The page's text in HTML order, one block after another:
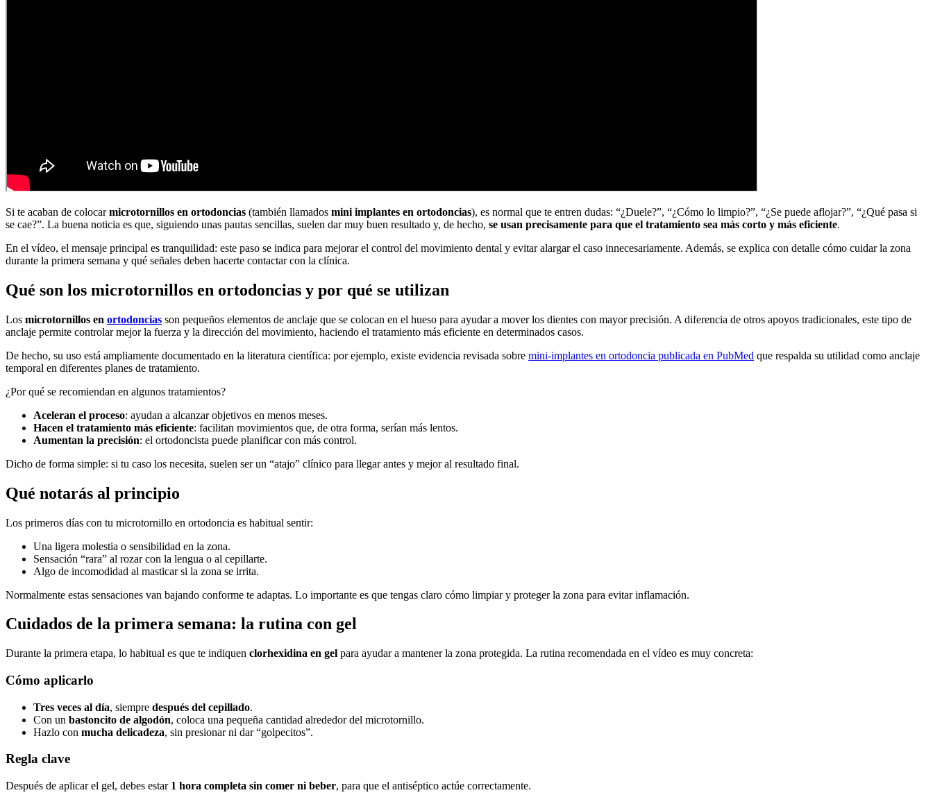
Si te acaban de colocarmicrotornillos en ortodoncias (también llamados mini implantes en ortodoncias), es normal que te entren dudas: “¿Duele?”, “¿Cómo lo limpio?”, “¿Se puede aflojar?”, “¿Qué pasa si
se cae?”. La buena noticia es que, siguiendo unas pautas sencillas, suelen dar muy buen resultado y, de hecho, se usan precisamente para que el tratamiento sea más corto y más eficiente.
En el vídeo, el mensaje principal es tranquilidad: este paso se indica para mejorar el control del movimiento dental y evitar alargar el caso innecesariamente. Además, se explica con detalle cómo cuidar la zona
durante la primera semana y qué señales deben hacerte contactar con la clínica.
Qué son los microtornillos en ortodoncias y por qué se utilizan
Los microtornillos en ortodoncias son pequeños elementos de anclaje que se colocan en el hueso para ayudar a mover los dientes con mayor precisión. A diferencia de otros apoyos tradicionales, este tipo de
anclaje permite controlar mejor la fuerza y la dirección del movimiento, haciendo el tratamiento más eficiente en determinados casos.
De hecho, su uso está ampliamente documentado en la literatura científica: por ejemplo, existe evidencia revisada sobre mini-implantes en ortodoncia publicada en PubMed que respalda su utilidad como anclaje
temporal en diferentes planes de tratamiento.
¿Por qué se recomiendan en algunos tratamientos?
Aceleran el proceso: ayudan a alcanzar objetivos en menos meses.
Hacen el tratamiento más eficiente: facilitan movimientos que, de otra forma, serían más lentos.
Aumentan la precisión: el ortodoncista puede planificar con más control.
Dicho de forma simple: si tu caso los necesita, suelen ser un “atajo” clínico para llegar antes y mejor al resultado final.
Qué notarás al principio
Los primeros días con tu microtornillo en ortodoncia es habitual sentir:
Una ligera molestia o sensibilidad en la zona.
Sensación “rara” al rozar con la lengua o al cepillarte.
Algo de incomodidad al masticar si la zona se irrita.
Normalmente estas sensaciones van bajando conforme te adaptas. Lo importante es que tengas claro cómo limpiar y proteger la zona para evitar inflamación.
Cuidados de la primera semana: la rutina con gel
Durante la primera etapa, lo habitual es que te indiquen clorhexidina en gel para ayudar a mantener la zona protegida. La rutina recomendada en el vídeo es muy concreta:
Cómo aplicarlo
Tres veces al día, siempre después del cepillado.
Con un bastoncito de algodón, coloca una pequeña cantidad alrededor del microtornillo.
Hazlo con mucha delicadeza, sin presionar ni dar “golpecitos”.
Regla clave
Después de aplicar el gel, debes estar 1 hora completa sin comer ni beber, para que el antiséptico actúe correctamente.